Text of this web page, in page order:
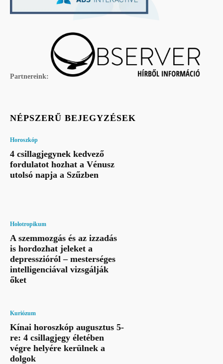
Partnereink:
NÉPSZERŰ BEJEGYZÉSEK
Horoszkóp
4 csillagjegynek kedvező
fordulatot hozhat a Vénusz
utolsó napja a Szűzben
Holotropikum
A szemmozgás és az izzadás
is hordozhat jeleket a
depresszióról – mesterséges
intelligenciával vizsgálják
őket
Kuriózum
Kínai horoszkóp augusztus 5-
re: 4 csillagjegy életében
végre helyére kerülnek a
dolgok